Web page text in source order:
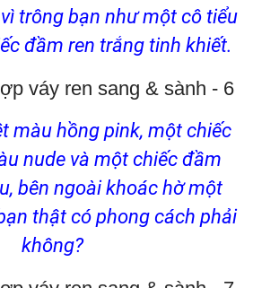
trông bạn như một cô tiểu
đầm ren trắng tinh khiết.
màu hồng pink, một chiếc
nude và một chiếc đầm
bên ngoài khoác hờ một
thật có phong cách phải
không?